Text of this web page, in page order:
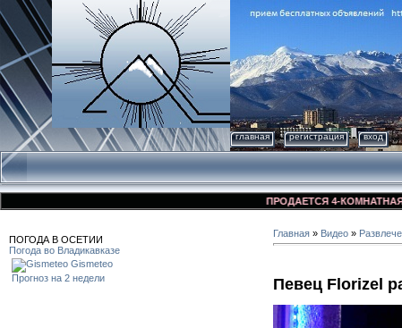
главная регистрация вход
ПРОДАЕТСЯ 4-КОМНАТНАЯ
ПОГОДА В ОСЕТИИ
Погода во Владикавказе
Gismeteo
Прогноз на 2 недели
Главная » Видео »
Певец Florizel